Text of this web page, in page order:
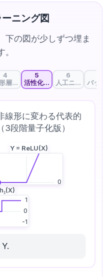
ニング図
下の図が少しずつ埋ま
う考える？
ているところを見つける
に計算する魔法
4
層：重要度を決める重み
5
活性化関数：AIに判断力を
6
人工ニューロン
バッ
線形に変わる代表的
段階量子化版）
Y = ReLU(X)
0
-1
0
1